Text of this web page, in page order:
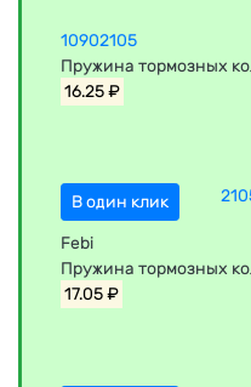
10902105
Пружина тормозных
16.25 ₽
В один клик
Febi
Пружина тормозных
17.05 ₽